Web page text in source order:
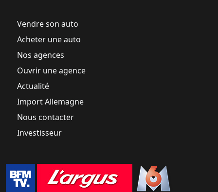
Vendre son auto
Acheter une auto
Nos agences
Ouvrir une agence
Actualité
Import Allemagne
Nous contacter
Investisseur